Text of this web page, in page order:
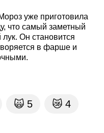
уже приготовила
что самый заметный
Он становится
в фарше и
🙀 5 😿 4